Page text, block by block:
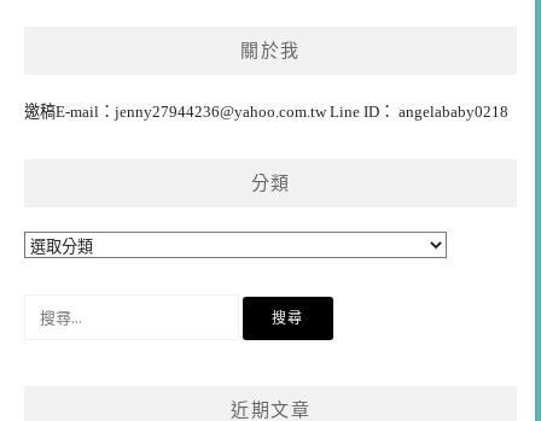
關於我
邀稿E-mail： jenny27944236@yahoo.com.twLine ID： angelababy0218
分類
分
近期文章